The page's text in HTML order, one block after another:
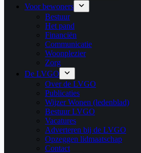
Voor bewoners
Bestuur
Het pand
Financiën
Communicatie
Woonplezier
Zorg
De LVGO
Over de LVGO
Publicaties
Wijzer Wonen (ledenblad)
Bestuur LVGO
Vacatures
Adverteren bij de LVGO
Opzeggen lidmaatschap
Contact